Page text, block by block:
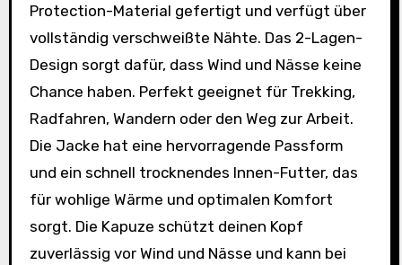
Protection-Material gefertigt und verfügt über
vollständig verschweißte Nähte. Das 2-Lagen-
Design sorgt dafür, dass Wind und Nässe keine
Chance haben. Perfekt geeignet für Trekking,
Radfahren, Wandern oder den Weg zur Arbeit.
Die Jacke hat eine hervorragende Passform
und ein schnell trocknendes Innen-Futter, das
für wohlige Wärme und optimalen Komfort
sorgt. Die Kapuze schützt deinen Kopf
zuverlässig vor Wind und Nässe und kann bei